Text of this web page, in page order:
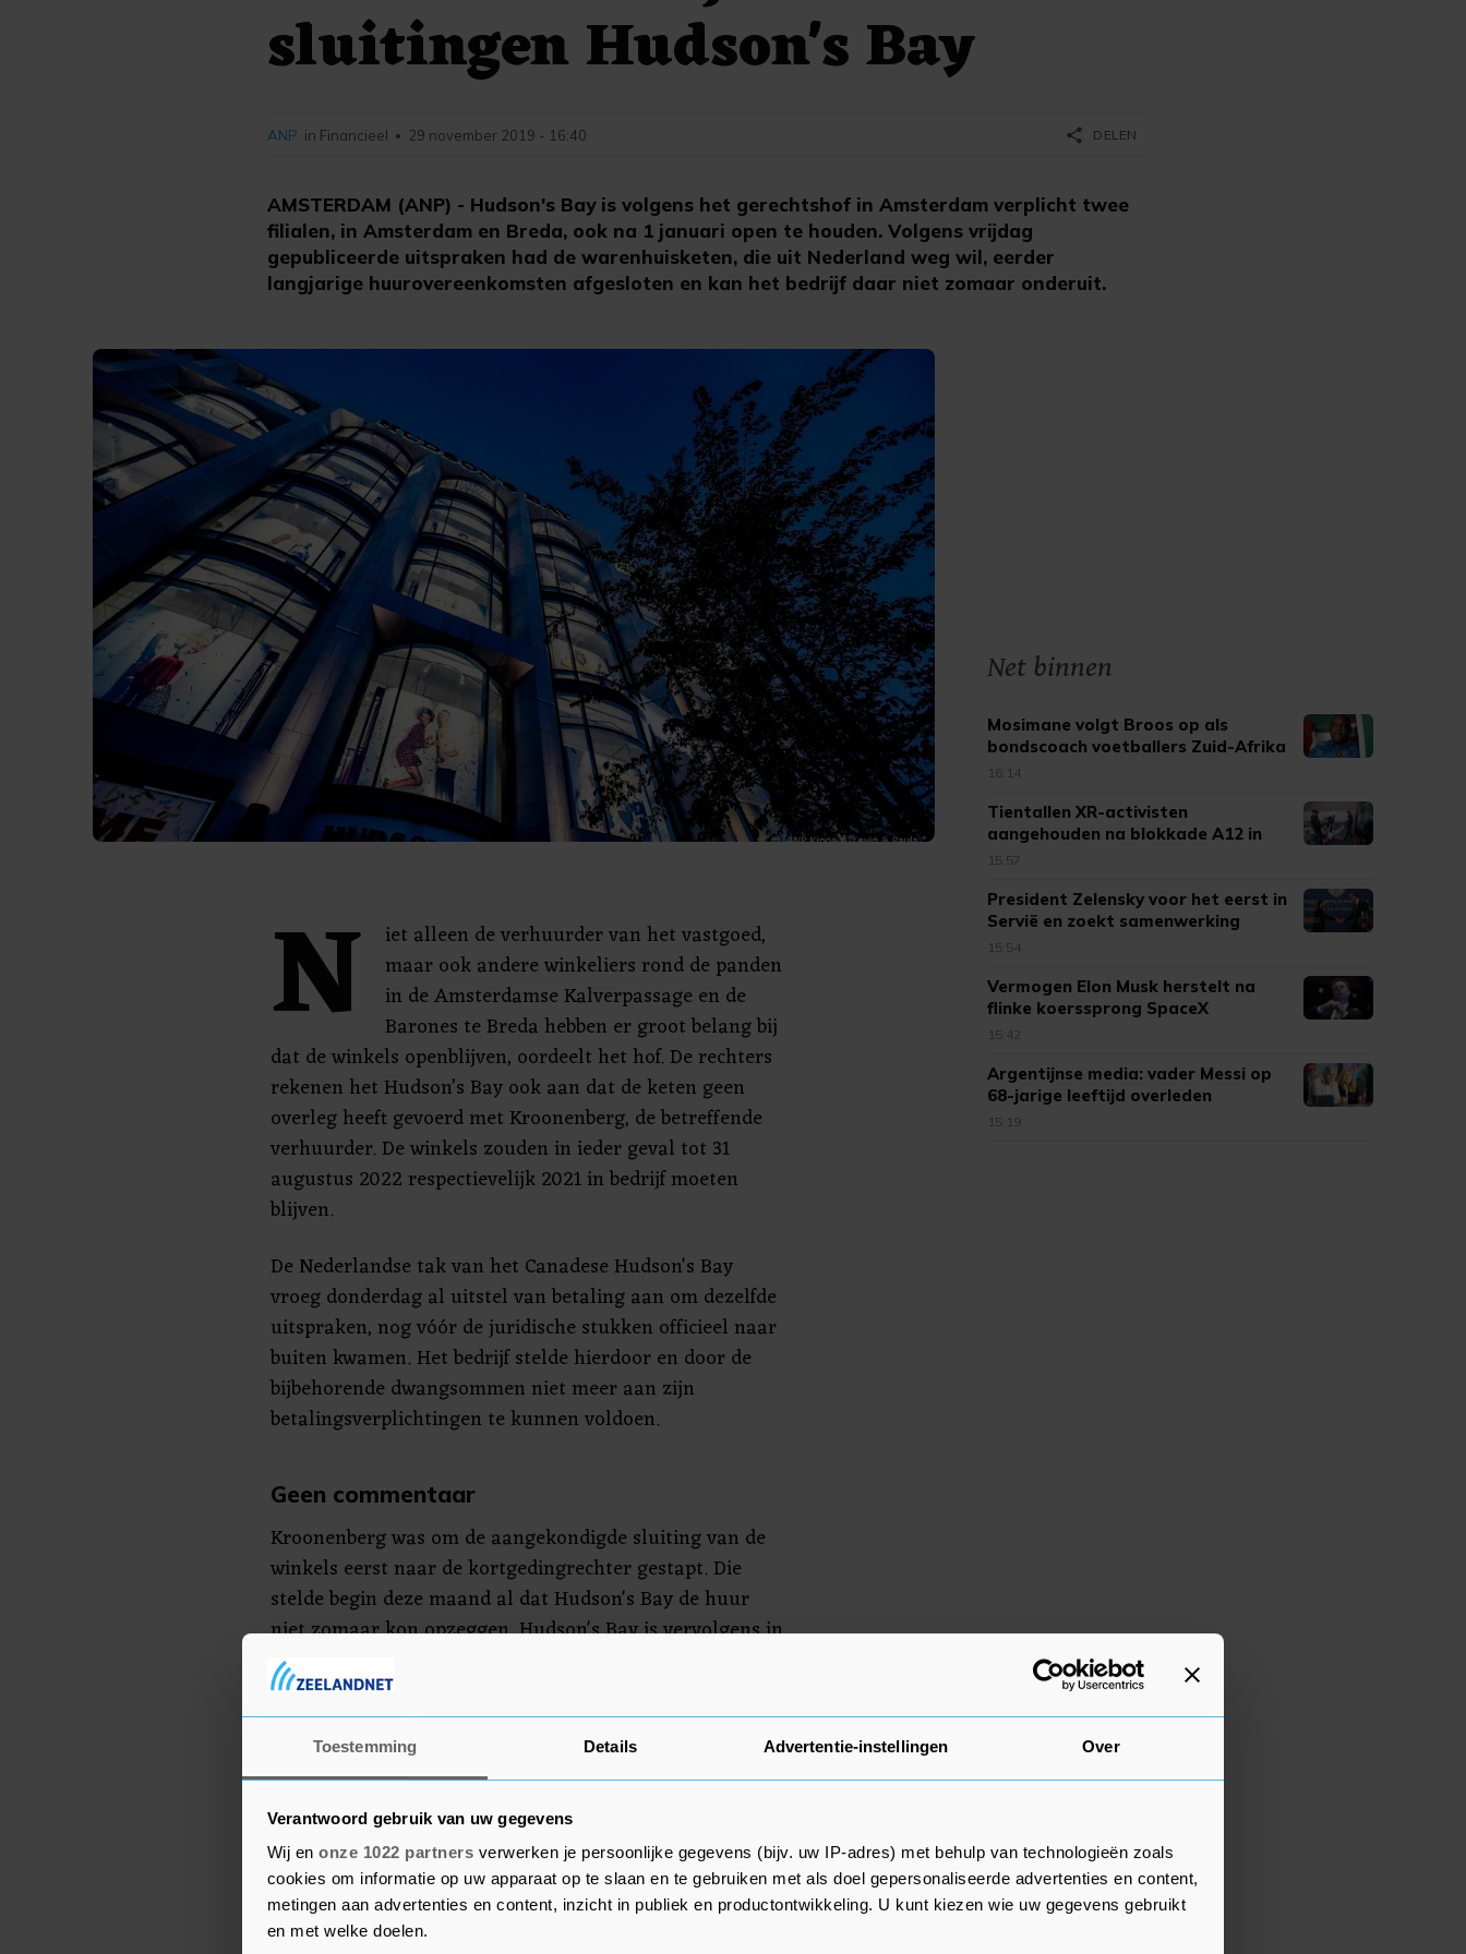
Toestemming Details Advertentie-instellingen Over
Verantwoord gebruik van uw gegevens
Wij en onze 1022 partners verwerken je persoonlijke gegevens (bijv. uw IP-adres) met behulp van technologieën zoals
cookies om informatie op uw apparaat op te slaan en te gebruiken met als doel gepersonaliseerde advertenties en content,
metingen aan advertenties en content, inzicht in publiek en productontwikkeling. U kunt kiezen wie uw gegevens gebruikt
en met welke doelen.
sluitingen Hudson's Bay
AMSTERDAM (ANP) - Hudson's Bay is volgens het gerechtshof in Amsterdam verplicht twee
filialen, in Amsterdam en Breda, ook na 1 januari open te houden. Volgens vrijdag
gepubliceerde uitspraken had de warenhuisketen, die uit Nederland weg wil, eerder
langjarige huurovereenkomsten afgesloten en kan het bedrijf daar niet zomaar onderuit.
ANP in Financieel • 29 november 2019 - 16:40 share DELEN
N
iet alleen de verhuurder van het vastgoed,
maar ook andere winkeliers rond de panden
in de Amsterdamse Kalverpassage en de
Barones te Breda hebben er groot belang bij
dat de winkels openblijven, oordeelt het hof. De rechters
rekenen het Hudson’s Bay ook aan dat de keten geen
overleg heeft gevoerd met Kroonenberg, de betreffende
verhuurder. De winkels zouden in ieder geval tot 31
augustus 2022 respectievelijk 2021 in bedrijf moeten
blijven.
De Nederlandse tak van het Canadese Hudson's Bay
vroeg donderdag al uitstel van betaling aan om dezelfde
uitspraken, nog vóór de juridische stukken officieel naar
buiten kwamen. Het bedrijf stelde hierdoor en door de
bijbehorende dwangsommen niet meer aan zijn
betalingsverplichtingen te kunnen voldoen.
Geen commentaar
Kroonenberg was om de aangekondigde sluiting van de
winkels eerst naar de kortgedingrechter gestapt. Die
stelde begin deze maand al dat Hudson's Bay de huur
niet zomaar kon opzeggen. Hudson's Bay is vervolgens in
beroep gegaan bij het hof. Dat de keten eind dit jaar uit
Nederland gaat vertrekken werd half september bekend.
Het concern wilde vrijdag geen commentaar geven.
Volgens Tomas Steenmetser, de advocaat van
Kroonenberg, ging het bij het hof specifiek om het
openhouden van de winkels. Eerder zijn door het
moederbedrijf in Canada al garanties getekend dat de
nog jaren doorlopende huurcontracten sowieso afbetaald
moeten worden, stelt hij. Of de twee filialen
Net binnen
Mosimane volgt Broos op als
bondscoach voetballers Zuid-Afrika
16:14
Tientallen XR-activisten
aangehouden na blokkade A12 in
Den Haag
15:57
President Zelensky voor het eerst in
Servië en zoekt samenwerking
15:54
Vermogen Elon Musk herstelt na
flinke koerssprong SpaceX
15:42
Argentijnse media: vader Messi op
68-jarige leeftijd overleden
15:19